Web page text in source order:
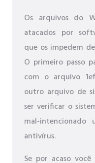
Os arquivos do
atacados por
que os impedem
O primeiro passo
com o arquivo
outro arquivo de
ser verificar o
mal-intencionado
antivírus.
Se por acaso